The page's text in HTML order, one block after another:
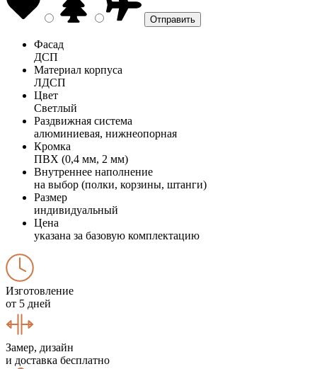
Фасад
ДСП
Материал корпуса
ЛДСП
Цвет
Светлый
Раздвижная система
алюминиевая, нижнеопорная
Кромка
ПВХ (0,4 мм, 2 мм)
Внутреннее наполнение
на выбор (полки, корзины, штанги)
Размер
индивидуальный
Цена
указана за базовую комплектацию
Изготовление
от 5 дней
Замер, дизайн
и доставка бесплатно